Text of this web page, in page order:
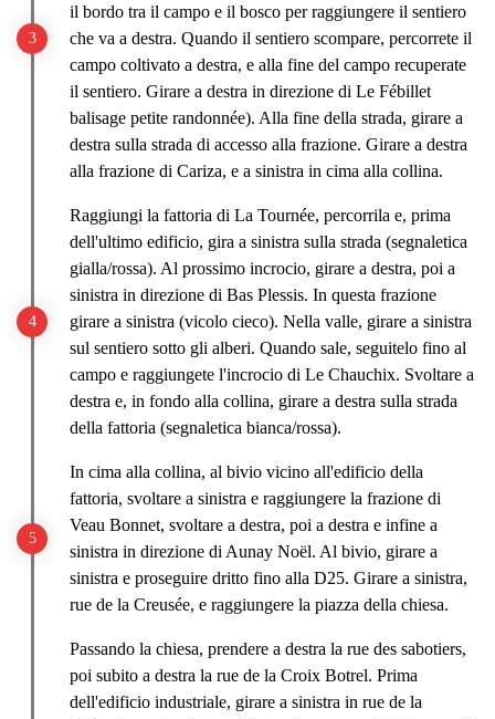
il bordo tra il campo e il bosco per raggiungere il sentiero
che va a destra. Quando il sentiero scompare, percorrete il
campo coltivato a destra, e alla fine del campo recuperate
il sentiero. Girare a destra in direzione di Le Fébillet
balisage petite randonnée). Alla fine della strada, girare a
destra sulla strada di accesso alla frazione. Girare a destra
alla frazione di Cariza, e a sinistra in cima alla collina.
Raggiungi la fattoria di La Tournée, percorrila e, prima
dell'ultimo edificio, gira a sinistra sulla strada (segnaletica
gialla/rossa). Al prossimo incrocio, girare a destra, poi a
sinistra in direzione di Bas Plessis. In questa frazione
girare a sinistra (vicolo cieco). Nella valle, girare a sinistra
sul sentiero sotto gli alberi. Quando sale, seguitelo fino al
campo e raggiungete l'incrocio di Le Chauchix. Svoltare a
destra e, in fondo alla collina, girare a destra sulla strada
della fattoria (segnaletica bianca/rossa).
In cima alla collina, al bivio vicino all'edificio della
fattoria, svoltare a sinistra e raggiungere la frazione di
Veau Bonnet, svoltare a destra, poi a destra e infine a
sinistra in direzione di Aunay Noël. Al bivio, girare a
sinistra e proseguire dritto fino alla D25. Girare a sinistra,
rue de la Creusée, e raggiungere la piazza della chiesa.
Passando la chiesa, prendere a destra la rue des sabotiers,
poi subito a destra la rue de la Croix Botrel. Prima
dell'edificio industriale, girare a sinistra in rue de la